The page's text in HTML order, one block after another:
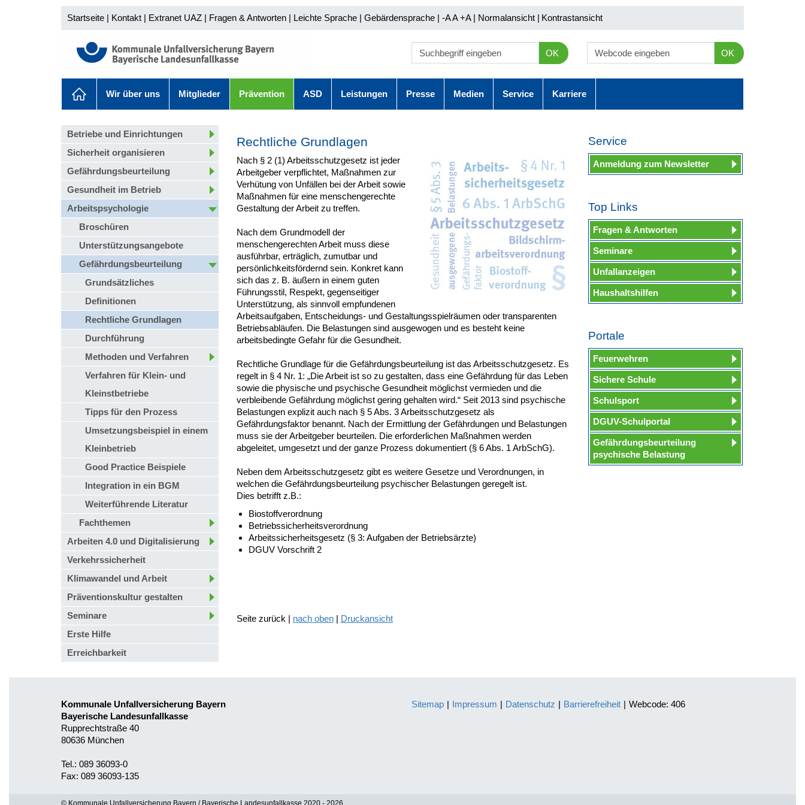
Startseite | Kontakt | Extranet UAZ | Fragen & Antworten | Leichte Sprache | Gebärdensprache | -A A+A | Normalansicht | Kontrastansicht
OK OK
Wir über uns Mitglieder Prävention ASD Leistungen Presse Medien Service Karriere
Betriebe und Einrichtungen
Sicherheit organisieren
Gefährdungsbeurteilung
Gesundheit im Betrieb
Arbeitspsychologie
Broschüren
Unterstützungsangebote
Gefährdungsbeurteilung
Grundsätzliches
Definitionen
Rechtliche Grundlagen
Durchführung
Methoden und Verfahren
Verfahren für Klein- und
Kleinstbetriebe
Tipps für den Prozess
Umsetzungsbeispiel in einem
Kleinbetrieb
Good Practice Beispiele
Integration in ein BGM
Weiterführende Literatur
Fachthemen
Arbeiten 4.0 und Digitalisierung
Verkehrssicherheit
Klimawandel und Arbeit
Präventionskultur gestalten
Seminare
Erste Hilfe
Erreichbarkeit
Rechtliche Grundlagen
Nach § 2 (1) Arbeitsschutzgesetz ist jeder
Arbeitgeber verpflichtet, Maßnahmen zur
Verhütung von Unfällen bei der Arbeit sowie
Maßnahmen für eine menschengerechte
Gestaltung der Arbeit zu treffen.
Nach dem Grundmodell der
menschengerechten Arbeit muss diese
ausführbar, erträglich, zumutbar und
persönlichkeitsfördernd sein. Konkret kann
sich das z. B. äußern in einem guten
Führungsstil, Respekt, gegenseitiger
Unterstützung, als sinnvoll empfundenen
Arbeitsaufgaben, Entscheidungs- und Gestaltungsspielräumen oder transparenten
Betriebsabläufen. Die Belastungen sind ausgewogen und es besteht keine
arbeitsbedingte Gefahr für die Gesundheit.
Rechtliche Grundlage für die Gefährdungsbeurteilung ist das Arbeitsschutzgesetz. Es
regelt in § 4 Nr. 1: „Die Arbeit ist so zu gestalten, dass eine Gefährdung für das Leben
sowie die physische und psychische Gesundheit möglichst vermieden und die
verbleibende Gefährdung möglichst gering gehalten wird.“ Seit 2013 sind psychische
Belastungen explizit auch nach § 5 Abs. 3 Arbeitsschutzgesetz als
Gefährdungsfaktor benannt. Nach der Ermittlung der Gefährdungen und Belastungen
muss sie der Arbeitgeber beurteilen. Die erforderlichen Maßnahmen werden
abgeleitet, umgesetzt und der ganze Prozess dokumentiert (§ 6 Abs. 1 ArbSchG).
Neben dem Arbeitsschutzgesetz gibt es weitere Gesetze und Verordnungen, in
welchen die Gefährdungsbeurteilung psychischer Belastungen geregelt ist.
Dies betrifft z.B.:
Biostoffverordnung
Betriebssicherheitsverordnung
Arbeitssicherheitsgesetz (§ 3: Aufgaben der Betriebsärzte)
DGUV Vorschrift 2
Seite zurück | nach oben| Druckansicht
Service
Anmeldung zum Newsletter
Top Links
Fragen & Antworten
Seminare
Unfallanzeigen
Haushaltshilfen
Portale
Feuerwehren
Sichere Schule
Schulsport
DGUV-Schulportal
Gefährdungsbeurteilung
psychische Belastung
Kommunale Unfallversicherung Bayern
Bayerische Landesunfallkasse
Rupprechtstraße 40
80636 München
Tel.: 089 36093-0
Fax: 089 36093-135
Sitemap | Impressum | Datenschutz | Barrierefreiheit | Webcode: 406
© Kommunale Unfallversicherung Bayern / Bayerische Landesunfallkasse 2020 - 2026